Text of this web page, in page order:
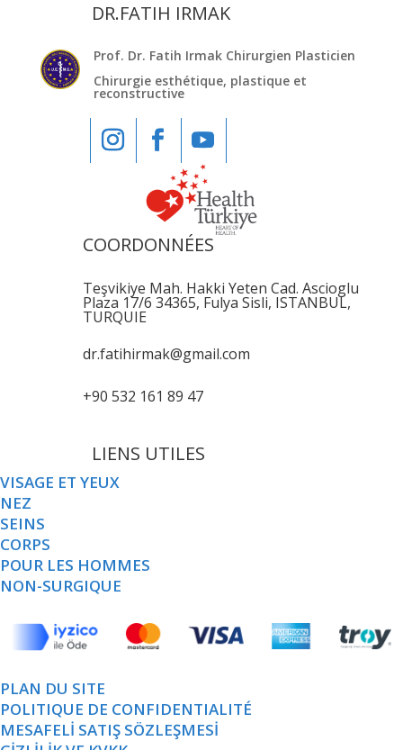
DR.FATIH IRMAK
Prof. Dr. Fatih Irmak Chirurgien Plasticien
Chirurgie esthétique, plastique et
reconstructive
COORDONNÉES
Teşvikiye Mah. Hakki Yeten Cad. Ascioglu
Plaza 17/6 34365, Fulya Sisli, ISTANBUL,
TURQUIE
dr.fatihirmak@gmail.com
+90 532 161 89 47
LIENS UTILES
VISAGE ET YEUX
NEZ
SEINS
CORPS
POUR LES HOMMES
NON-SURGIQUE
PLAN DU SITE
POLITIQUE DE CONFIDENTIALITÉ
MESAFELİ SATIŞ SÖZLEŞMESİ